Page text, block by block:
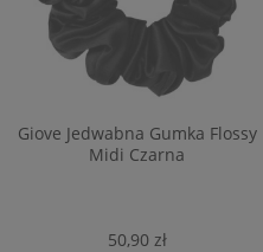
Giove Jedwabna Gumka Flossy
Midi Czarna
50,90 zł